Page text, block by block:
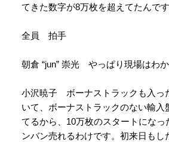
てきた数字が8万枚を超えてたんです
全員 拍手
朝倉 “jun” 崇光 やっぱり現場はわか
小沢暁子 ボーナストラックも入っ
いて、ボーナストラックのない輸入
てるから、10万枚のスタートになっ
ンバン売れるわけです。初来日もし